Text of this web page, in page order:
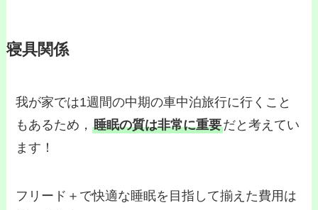
寝具関係
我が家では1週間の中期の車中泊旅行に行くこと
もあるため，睡眠の質は非常に重要だと考えてい
ます！
フリード＋で快適な睡眠を目指して揃えた費用は